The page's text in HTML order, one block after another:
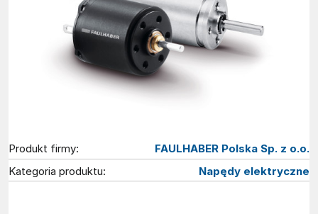
Produkt firmy:
FAULHABER Polska Sp. z o.o.
Kategoria produktu:
Napędy elektryczne